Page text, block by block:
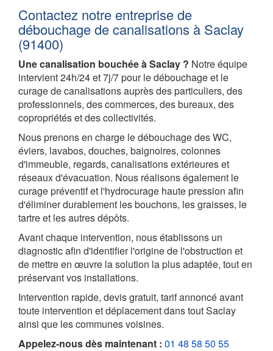
Contactez notre entreprise de
débouchage de canalisations à Saclay
(91400)
Une canalisation bouchée à Saclay ? Notre équipe
intervient 24h/24 et 7j/7 pour le débouchage et le
curage de canalisations auprès des particuliers, des
professionnels, des commerces, des bureaux, des
copropriétés et des collectivités.
Nous prenons en charge le débouchage des WC,
éviers, lavabos, douches, baignoires, colonnes
d'immeuble, regards, canalisations extérieures et
réseaux d'évacuation. Nous réalisons également le
curage préventif et l'hydrocurage haute pression afin
d'éliminer durablement les bouchons, les graisses, le
tartre et les autres dépôts.
Avant chaque intervention, nous établissons un
diagnostic afin d'identifier l'origine de l'obstruction et
de mettre en œuvre la solution la plus adaptée, tout en
préservant vos installations.
Intervention rapide, devis gratuit, tarif annoncé avant
toute intervention et déplacement dans tout Saclay
ainsi que les communes voisines.
Appelez-nous dès maintenant : 01 48 58 50 55